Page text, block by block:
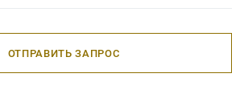
ОТПРАВИТЬ ЗАПРОС